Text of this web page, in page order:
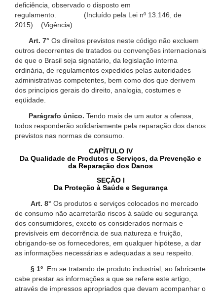
deficiência, observado o disposto em
regulamento. (Incluído pela Lei nº 13.146, de
2015) (Vigência)
Art. 7° Os direitos previstos neste código não excluem
outros decorrentes de tratados ou convenções internacionais
de que o Brasil seja signatário, da legislação interna
ordinária, de regulamentos expedidos pelas autoridades
administrativas competentes, bem como dos que derivem
dos princípios gerais do direito, analogia, costumes e
eqüidade.
Parágrafo único. Tendo mais de um autor a ofensa,
todos responderão solidariamente pela reparação dos danos
previstos nas normas de consumo.
CAPÍTULO IV
Da Qualidade de Produtos e Serviços, da Prevenção e
da Reparação dos Danos
SEÇÃO I
Da Proteção à Saúde e Segurança
Art. 8° Os produtos e serviços colocados no mercado
de consumo não acarretarão riscos à saúde ou segurança
dos consumidores, exceto os considerados normais e
previsíveis em decorrência de sua natureza e fruição,
obrigando-se os fornecedores, em qualquer hipótese, a dar
as informações necessárias e adequadas a seu respeito.
§ 1º Em se tratando de produto industrial, ao fabricante
cabe prestar as informações a que se refere este artigo,
através de impressos apropriados que devam acompanhar o